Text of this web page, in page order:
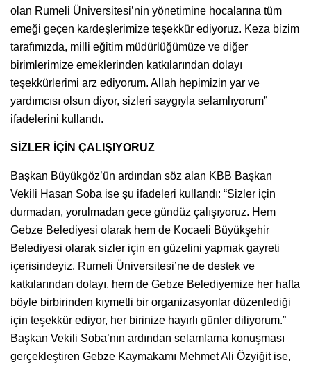
olan Rumeli Üniversitesi’nin yönetimine hocalarına tüm
emeği geçen kardeşlerimize teşekkür ediyoruz. Keza bizim
tarafımızda, milli eğitim müdürlüğümüze ve diğer
birimlerimize emeklerinden katkılarından dolayı
teşekkürlerimi arz ediyorum. Allah hepimizin yar ve
yardımcısı olsun diyor, sizleri saygıyla selamlıyorum”
ifadelerini kullandı.
SİZLER İÇİN ÇALIŞIYORUZ
Başkan Büyükgöz’ün ardından söz alan KBB Başkan
Vekili Hasan Soba ise şu ifadeleri kullandı: “Sizler için
durmadan, yorulmadan gece gündüz çalışıyoruz. Hem
Gebze Belediyesi olarak hem de Kocaeli Büyükşehir
Belediyesi olarak sizler için en güzelini yapmak gayreti
içerisindeyiz. Rumeli Üniversitesi’ne de destek ve
katkılarından dolayı, hem de Gebze Belediyemize her hafta
böyle birbirinden kıymetli bir organizasyonlar düzenlediği
için teşekkür ediyor, her birinize hayırlı günler diliyorum.”
Başkan Vekili Soba’nın ardından selamlama konuşması
gerçekleştiren Gebze Kaymakamı Mehmet Ali Özyiğit ise,